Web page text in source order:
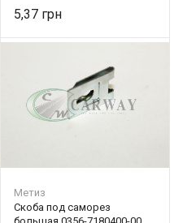
5,37
Метиз
Скоба под саморез